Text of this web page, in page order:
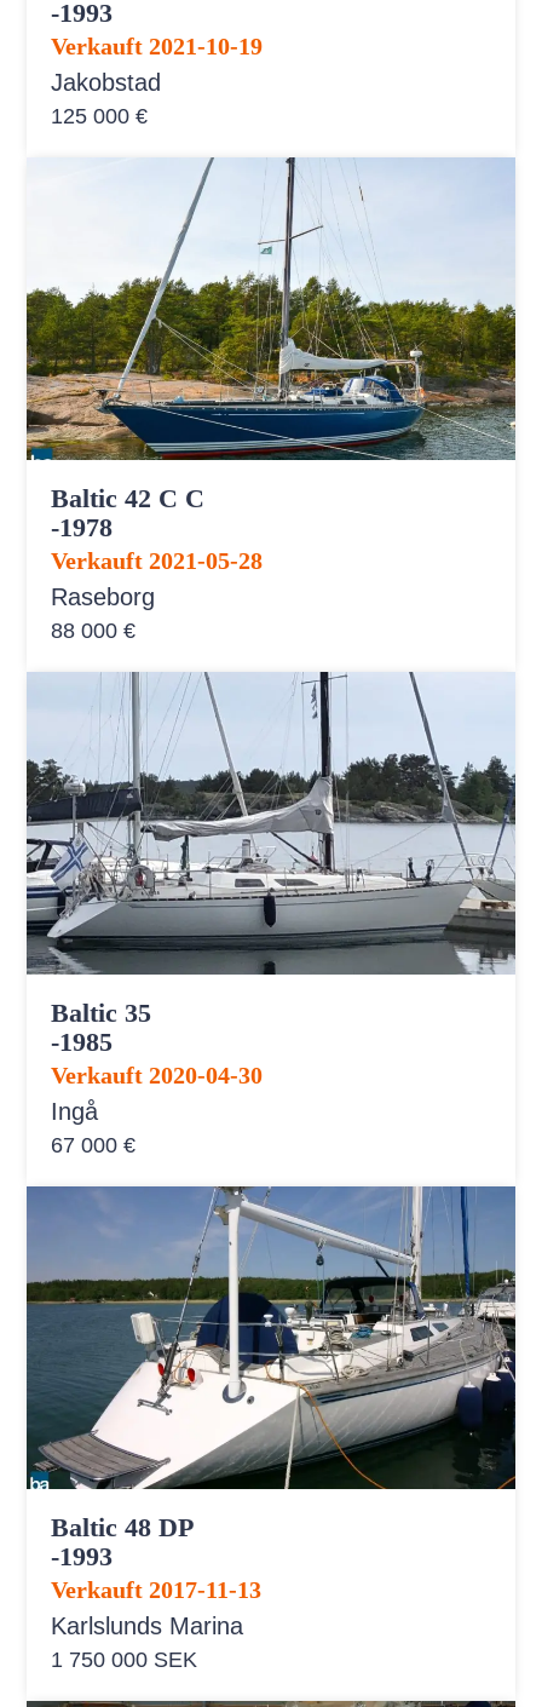
-1993
Verkauft 2021-10-19
Jakobstad
125 000 €
Baltic 42 C C
-1978
Verkauft 2021-05-28
Raseborg
88 000 €
Baltic 35
-1985
Verkauft 2020-04-30
Ingå
67 000 €
Baltic 48 DP
-1993
Verkauft 2017-11-13
Karlslunds Marina
1 750 000 SEK